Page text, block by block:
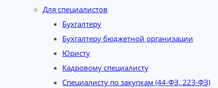
Для специалистов
Бухгалтеру
Бухгалтеру бюджетной организации
Юристу
Кадровому специалисту
Специалисту по закупкам (44-ФЗ, 223-ФЗ)